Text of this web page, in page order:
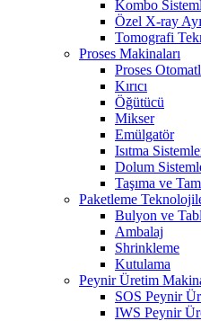
Kombo
Özel X-ray
Tomografi
Proses Makinaları
Proses
Kırıcı
Öğütücü
Mikser
Emülgatör
Isıtma
Dolum
Taşıma ve
Paketleme
Bulyon ve
Ambalaj
Shrinkleme
Kutulama
Peynir Üretim
SOS Peynir
IWS Peynir